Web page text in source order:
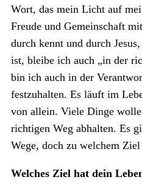
Wort, das mein Licht auf
Freude und Gemeinschaft
durch kennt und durch
ist, bleibe ich auch „in der
bin ich auch in der
festzuhalten. Es läuft im
von allein. Viele Dinge
richtigen Weg abhalten. Es
Wege, doch zu welchem
Welches Ziel hat dein